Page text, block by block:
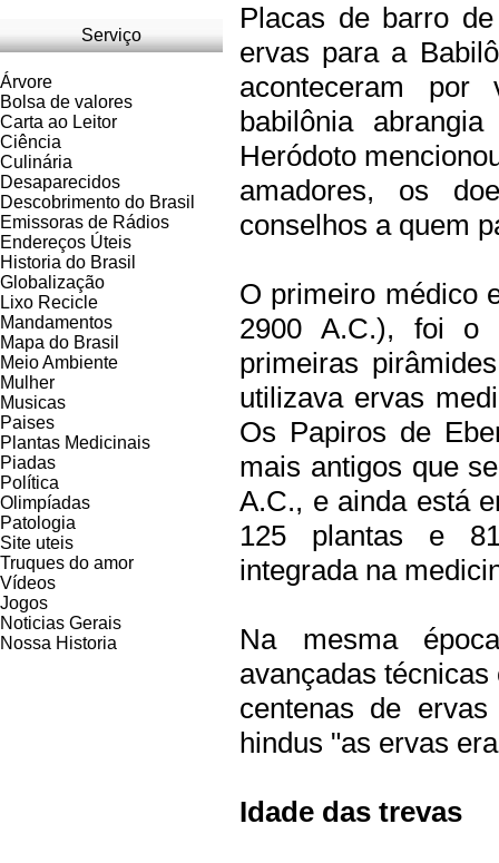
Serviço
Árvore
Bolsa de valores
Carta ao Leitor
Ciência
Culinária
Desaparecidos
Descobrimento do Brasil
Emissoras de Rádios
Endereços Úteis
Historia do Brasil
Globalização
Lixo Recicle
Mandamentos
Mapa do Brasil
Meio Ambiente
Mulher
Musicas
Paises
Plantas Medicinais
Piadas
Política
Olimpíadas
Patologia
Site uteis
Truques do amor
Vídeos
Jogos
Noticias Gerais
Nossa Historia
Placas de barro
ervas para a
aconteceram por
babilônia
Heródoto
amadores, os
conselhos a quem
O primeiro médico
2900 A.C.), foi o
primeiras
utilizava ervas
Os Papiros de
mais antigos que
A.C., e ainda está
125 plantas e
integrada na
Na mesma
avançadas
centenas de
hindus "as ervas
Idade das trevas